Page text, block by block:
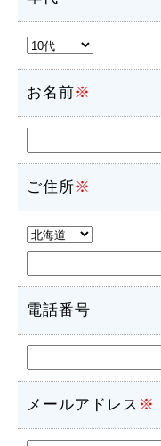
お名前※
ご住所※
電話番号
メールアドレス ※